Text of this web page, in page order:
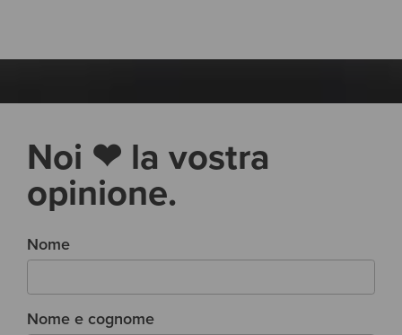
Noi ❤ la vostra
opinione.
Nome
Nome e cognome